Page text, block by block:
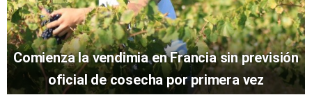
Comienza la vendimia en Francia sin previsión
oficial de cosecha por primera vez